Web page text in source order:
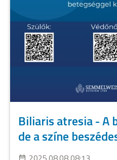
Biliaris atresia - A
de a színe